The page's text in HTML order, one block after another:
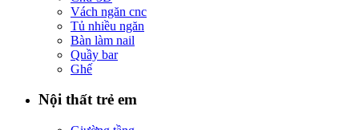
Vách ngăn cnc
Tủ nhiều ngăn
Bàn làm nail
Quầy bar
Ghế
Nội thất trẻ em